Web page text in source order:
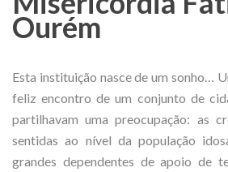
Ourém
Esta instituição nasce de um sonho…
feliz encontro de um conjunto de
partilhavam uma preocupação: as
sentidas ao nível da população
grandes dependentes de apoio de